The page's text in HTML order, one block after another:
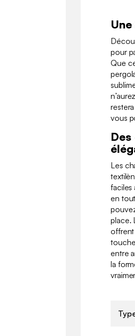
pour
Que
vous
Les
faciles
en
place.
entre
la